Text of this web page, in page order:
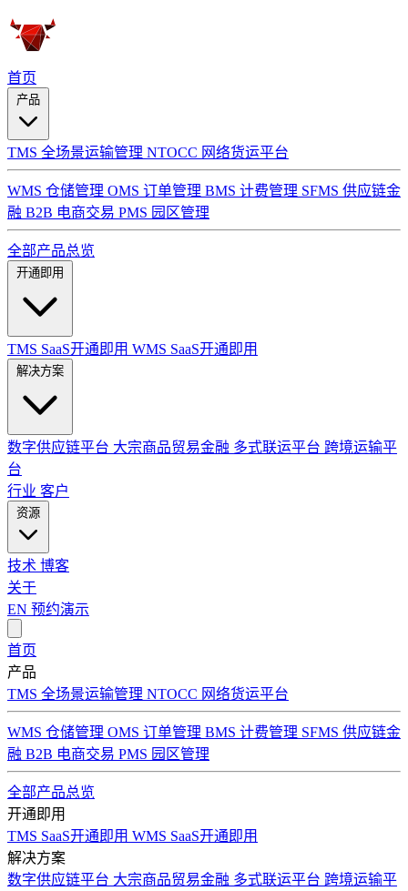
首页
TMS 全场景运输管理 NTOCC 网络货运平台
WMS 仓储管理 OMS 订单管理 BMS 计费管理 SFMS 供应链金
融 B2B 电商交易 PMS 园区管理
全部产品总览
TMS SaaS开通即用 WMS SaaS开通即用
数字供应链平台 大宗商品贸易金融 多式联运平台 跨境运输平
台
行业 客户
技术 博客
关于
EN 预约演示
首页
产品
TMS 全场景运输管理 NTOCC 网络货运平台
WMS 仓储管理 OMS 订单管理 BMS 计费管理 SFMS 供应链金
融 B2B 电商交易 PMS 园区管理
全部产品总览
开通即用
TMS SaaS开通即用 WMS SaaS开通即用
解决方案
数字供应链平台 大宗商品贸易金融 多式联运平台 跨境运输平